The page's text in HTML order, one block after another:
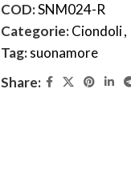
COD:SNM024-R
Categorie:Ciondoli,
Tag:suonamore
Share: